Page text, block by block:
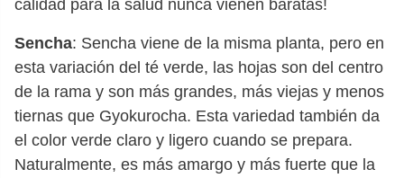
calidad para la salud nunca vienen baratas!
Sencha: Sencha viene de la misma planta, pero en
esta variación del té verde, las hojas son del centro
de la rama y son más grandes, más viejas y menos
tiernas que Gyokurocha. Esta variedad también da
el color verde claro y ligero cuando se prepara.
Naturalmente, es más amargo y más fuerte que la